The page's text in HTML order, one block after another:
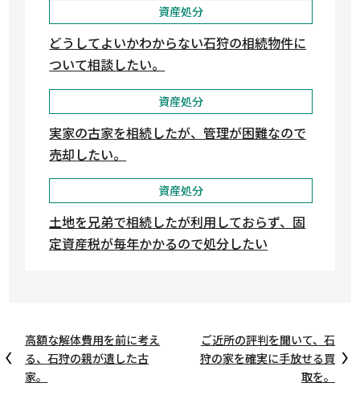
資産処分
どうしてよいかわからない石狩の相続物件に
ついて相談したい。
資産処分
実家の古家を相続したが、管理が困難なので
売却したい。
資産処分
土地を兄弟で相続したが利用しておらず、固
定資産税が毎年かかるので処分したい
高額な解体費用を前に考え
る、石狩の親が遺した古
家。
ご近所の評判を聞いて、石
狩の家を確実に手放せる買
取を。